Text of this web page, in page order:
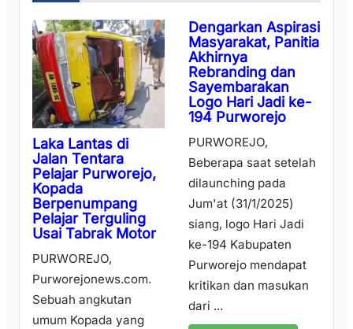
Laka Lantas di
Jalan Tentara
Pelajar Purworejo,
Kopada
Berpenumpang
Pelajar Terguling
Usai Tabrak Motor
PURWOREJO,
Purworejonews.com.
Sebuah angkutan
umum Kopada yang
Dengarkan Aspirasi
Masyarakat, Panitia
Akhirnya
Rebranding dan
Sayembarakan
Logo Hari Jadi ke-
194 Purworejo
PURWOREJO,
Beberapa saat setelah
dilaunching pada
Jum'at (31/1/2025)
siang, logo Hari Jadi
ke-194 Kabupaten
Purworejo mendapat
kritikan dan masukan
dari ...